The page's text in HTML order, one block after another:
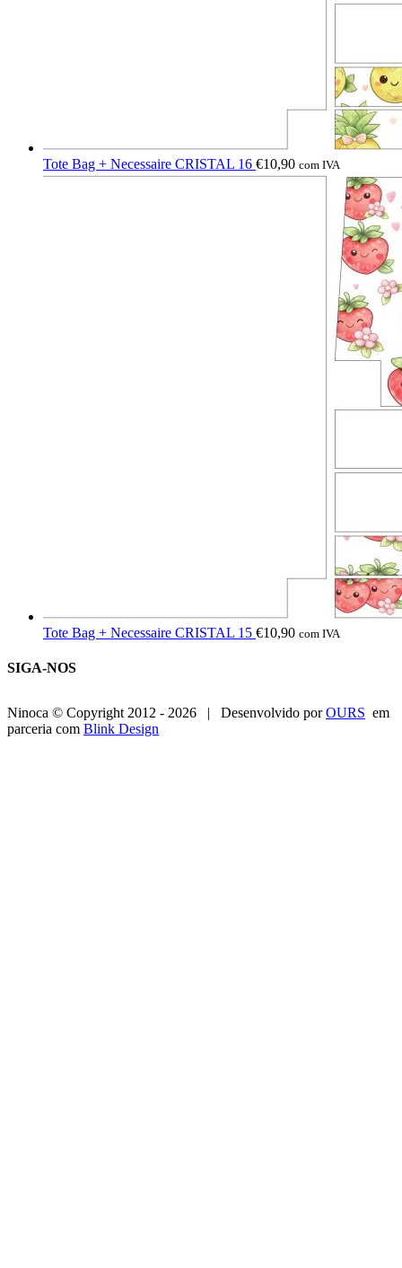
Tote Bag + Necessaire CRISTAL 16 €10,90 com IVA
Tote Bag + Necessaire CRISTAL 15 €10,90 com IVA
SIGA-NOS
Ninoca © Copyright 2012 - 2026 | Desenvolvido porOURS em
parceria com Blink Design